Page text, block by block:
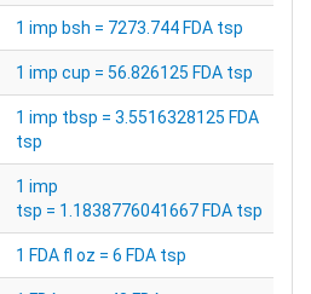
1 imp bsh = 7273.744 FDA tsp
1 imp cup = 56.826125 FDA tsp
1 imp tbsp = 3.5516328125 FDA
tsp
1 imp
tsp = 1.1838776041667 FDA tsp
1 FDA fl oz = 6 FDA tsp